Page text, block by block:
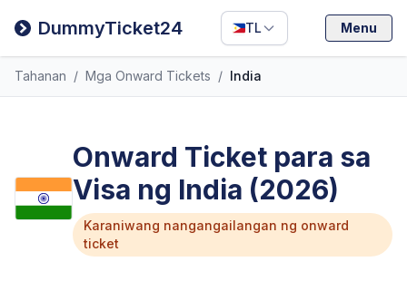
DummyTicket24 TL
Filipino
Deutsch
Español
Menu
Tahanan / Mga Onward Tickets / India
Onward Ticket para sa
Visa ng India (2026)
Karaniwang nangangailangan ng onward
ticket